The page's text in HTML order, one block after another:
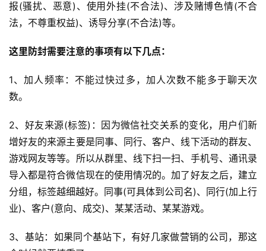
行
业
快
开
案
例
避
坑
指
南
运
报(骚扰、恶意)、使用外挂(不合法)、涉及赌博色情(不合
法，不尊重权益)、诱导分享(不合法)等。
这里防封需要注意的事项有以下几点：
1、加人频率：不能过快过多，加人次数不能多于聊天次
数。
2、好友来源(标签)：因为微信社交关系的变化，用户们新
增好友的来源主要是同事、同行、客户、线下活动的群友、
游戏网友等等。所以从群里、线下扫一扫、手机号、通讯录
导入都是符合微信现在的使用情况的。加了好友之后，建立
分组，标签越细越好。同事(可具体到公司名)、同行(加上行
业)、客户(意向、成交)、某某活动、某某游戏。
3、基站：如果同个基站下，有好几家做营销的公司，那这